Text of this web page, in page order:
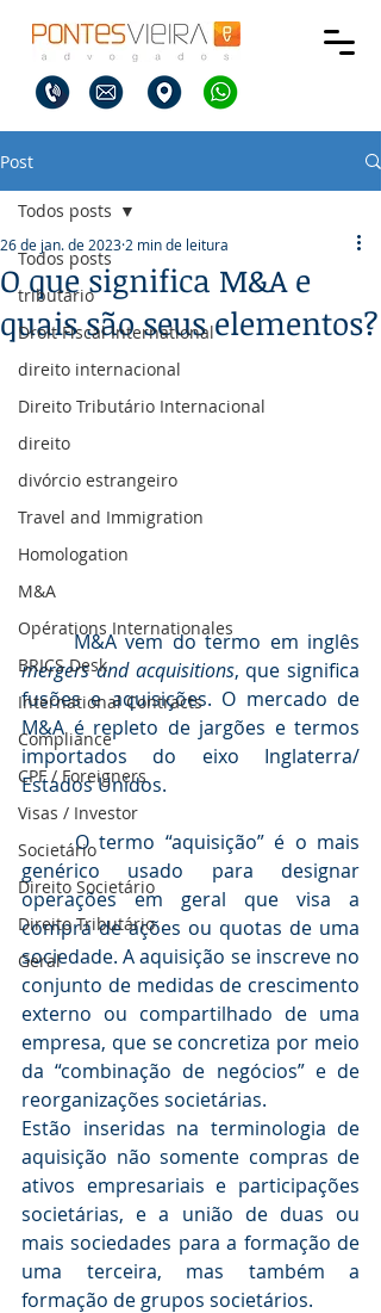
Post
Todos posts
tributário
Droit Fiscal International
direito internacional
Direito Tributário Internacional
direito
divórcio estrangeiro
Travel and Immigration
Homologation
M&A
Opérations Internationales
BRICS Desk
International Contracts
Compliance
CPF / Foreigners
Visas / Investor
Societário
Direito Societário
Direito Tributário
Geral
Todos posts
O que significa M&A e
quais são seus elementos?
26 de jan. de 2023 2 min de leitura
mergers and acquisitions, que significa
fusões e aquisições. O mercado de
M&A é repleto de jargões e termos
importados do eixo Inglaterra/
Estados Unidos.
	O termo “aquisição” é o mais
genérico usado para designar
operações em geral que visa a
compra de ações ou quotas de uma
sociedade. A aquisição se inscreve no
conjunto de medidas de crescimento
externo ou compartilhado de uma
empresa, que se concretiza por meio
da “combinação de negócios” e de
reorganizações societárias.
Estão inseridas na terminologia de
aquisição não somente compras de
ativos empresariais e participações
societárias, e a união de duas ou
mais sociedades para a formação de
uma terceira, mas também a
formação de grupos societários.